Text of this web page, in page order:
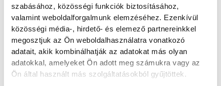
szabásához, közösségi funkciók biztosításához,
valamint weboldalforgalmunk elemzéséhez. Ezenkívül
közösségi média-, hirdető- és elemező partnereinkkel
megosztjuk az Ön weboldalhasználatra vonatkozó
adatait, akik kombinálhatják az adatokat más olyan
adatokkal, amelyeket Ön adott meg számukra vagy az
Ön által használt más szolgáltatásokból gyűjtöttek.
Az állás:1. Norvégia 4 pont, 2.
Magyarország 2 (65-70), 3. Svájc 2 (62-71),
4. Ausztria 0